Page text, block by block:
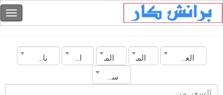
العراق المدينة الماركة الموديل
ناقل الحركة
سنة الصنع